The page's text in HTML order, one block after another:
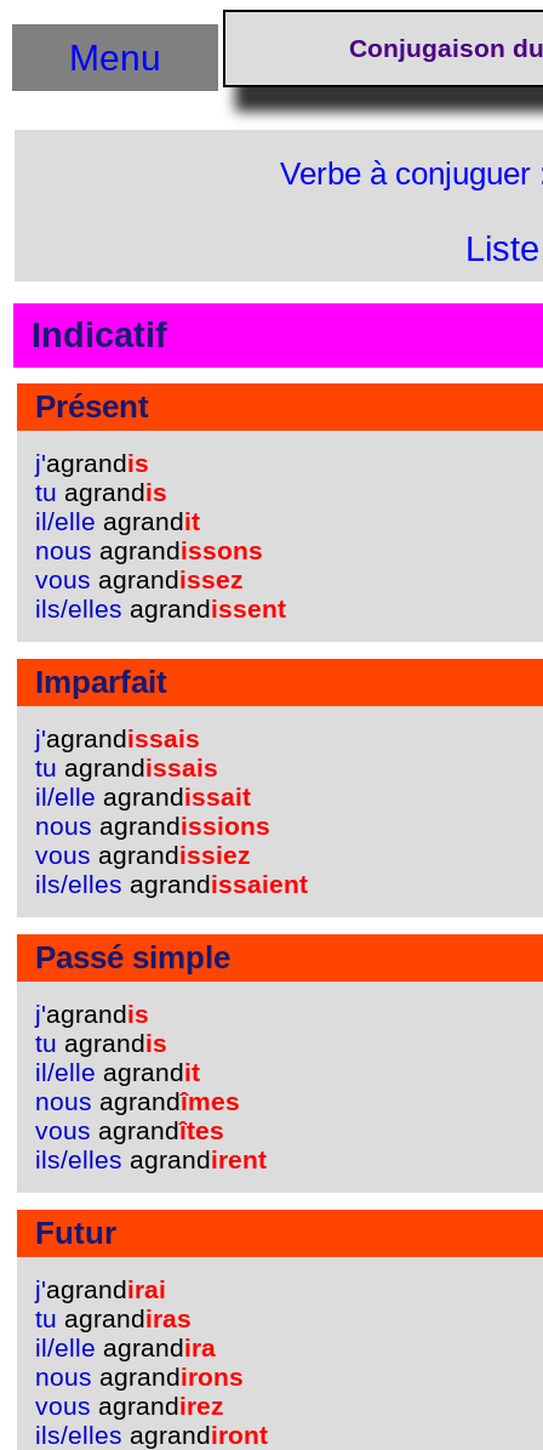
Conjugaison
Menu
Verbe à
Indicatif
Présent
j'agrandis
tu agrandis
il/elle agrandit
nous agrandissons
vous agrandissez
ils/elles agrandissent
Imparfait
j'agrandissais
tu agrandissais
il/elle agrandissait
nous agrandissions
vous agrandissiez
ils/elles agrandissaient
Passé simple
j'agrandis
tu agrandis
il/elle agrandit
nous agrandîmes
vous agrandîtes
ils/elles agrandirent
Futur
j'agrandirai
tu agrandiras
il/elle agrandira
nous agrandirons
vous agrandirez
ils/elles agrandiront